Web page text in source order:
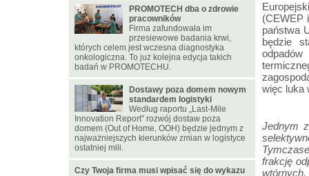
(CEWEP
państwa
będzie
więc luka
Jednym
frakcję
PROMOTECH dba o zdrowie
pracowników
Firma zafundowała im
przesiewowe badania krwi,
których celem jest wczesna diagnostyka
onkologiczna. To już kolejna edycja takich
badań w PROMOTECHU.
Dostawy poza domem nowym
standardem logistyki
Według raportu „Last-Mile
Innovation Report” rozwój dostaw poza
domem (Out of Home, OOH) będzie jednym z
najważniejszych kierunków zmian w logistyce
ostatniej mili.
Czy Twoja firma musi wpisać się do wykazu